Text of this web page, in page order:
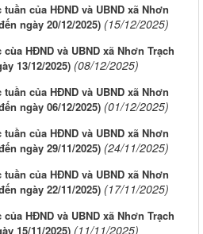
của HĐND và UBND xã Nhơn
ngày 20/12/2025) (15/12/2025)
HĐND và UBND xã Nhơn Trạch
13/12/2025) (08/12/2025)
của HĐND và UBND xã Nhơn
ngày 06/12/2025) (01/12/2025)
của HĐND và UBND xã Nhơn
ngày 29/11/2025) (24/11/2025)
của HĐND và UBND xã Nhơn
ngày 22/11/2025) (17/11/2025)
HĐND và UBND xã Nhơn Trạch
15/11/2025) (11/11/2025)